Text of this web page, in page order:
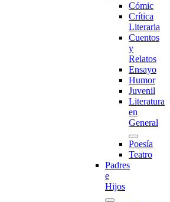
Cómic
Crítica
Literaria
Cuentos
y
Relatos
Ensayo
Humor
Juvenil
Literatura
en
General
Poesía
Teatro
Padres
e
Hijos